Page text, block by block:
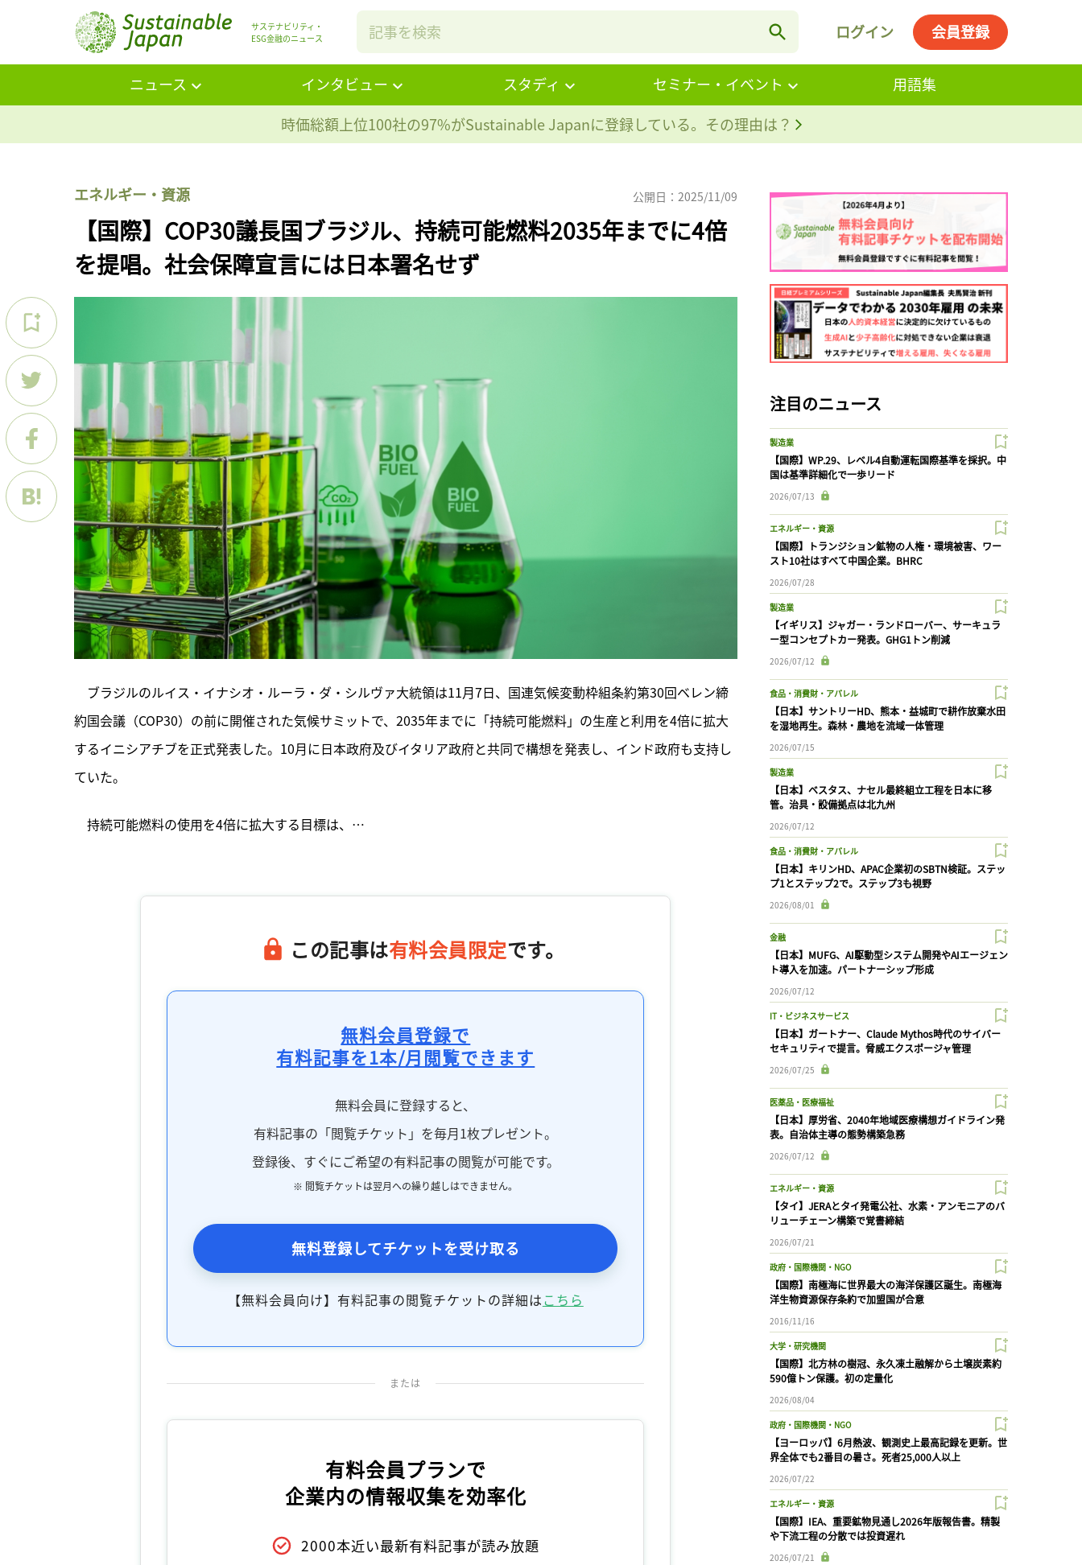
サステナビリティ・
ESG金融のニュース
ログイン 会員登録
ニュース インタビュー スタディ セミナー・イベント
用語集
時価総額上位100社の97%がSustainable Japanに登録している。その理由は？
エネルギー・資源 公開日：2025/11/09
【国際】COP30議長国ブラジル、持続可能燃料2035年までに4倍
を提唱。社会保障宣言には日本署名せず
ブラジルのルイス・イナシオ・ルーラ・ダ・シルヴァ大統領は11月7日、国連気候変動枠組条約第30回ベレン締
約国会議（COP30）の前に開催された気候サミットで、2035年までに「持続可能燃料」の生産と利用を4倍に拡大
するイニシアチブを正式発表した。10月に日本政府及びイタリア政府と共同で構想を発表し、インド政府も支持し
ていた。
持続可能燃料の使用を4倍に拡大する目標は、…
この記事は有料会員限定です。
無料会員登録で
有料記事を1本/月閲覧できます
無料会員に登録すると、
有料記事の「閲覧チケット」を毎月1枚プレゼント。
登録後、すぐにご希望の有料記事の閲覧が可能です。
※ 閲覧チケットは翌月への繰り越しはできません。
無料登録してチケットを受け取る
【無料会員向け】有料記事の閲覧チケットの詳細はこちら
または
有料会員プランで
企業内の情報収集を効率化
2000本近い最新有料記事が読み放題
注目のニュース
製造業
【国際】WP.29、レベル4自動運転国際基準を採択。中
国は基準詳細化で一歩リード
2026/07/13
エネルギー・資源
【国際】トランジション鉱物の人権・環境被害、ワー
スト10社はすべて中国企業。BHRC
2026/07/28
製造業
【イギリス】ジャガー・ランドローバー、サーキュラ
ー型コンセプトカー発表。GHG1トン削減
2026/07/12
食品・消費財・アパレル
【日本】サントリーHD、熊本・益城町で耕作放棄水田
を湿地再生。森林・農地を流域一体管理
2026/07/15
製造業
【日本】ベスタス、ナセル最終組立工程を日本に移
管。治具・設備拠点は北九州
2026/07/12
食品・消費財・アパレル
【日本】キリンHD、APAC企業初のSBTN検証。ステッ
プ1とステップ2で。ステップ3も視野
2026/08/01
金融
【日本】MUFG、AI駆動型システム開発やAIエージェン
ト導入を加速。パートナーシップ形成
2026/07/12
IT・ビジネスサービス
【日本】ガートナー、Claude Mythos時代のサイバー
セキュリティで提言。脅威エクスポージャ管理
2026/07/25
医薬品・医療福祉
【日本】厚労省、2040年地域医療構想ガイドライン発
表。自治体主導の態勢構築急務
2026/07/12
エネルギー・資源
【タイ】JERAとタイ発電公社、水素・アンモニアのバ
リューチェーン構築で覚書締結
2026/07/21
政府・国際機関・NGO
【国際】南極海に世界最大の海洋保護区誕生。南極海
洋生物資源保存条約で加盟国が合意
2016/11/16
大学・研究機関
【国際】北方林の樹冠、永久凍土融解から土壌炭素約
590億トン保護。初の定量化
2026/08/04
政府・国際機関・NGO
【ヨーロッパ】6月熱波、観測史上最高記録を更新。世
界全体でも2番目の暑さ。死者25,000人以上
2026/07/22
エネルギー・資源
【国際】IEA、重要鉱物見通し2026年版報告書。精製
や下流工程の分散では投資遅れ
2026/07/21